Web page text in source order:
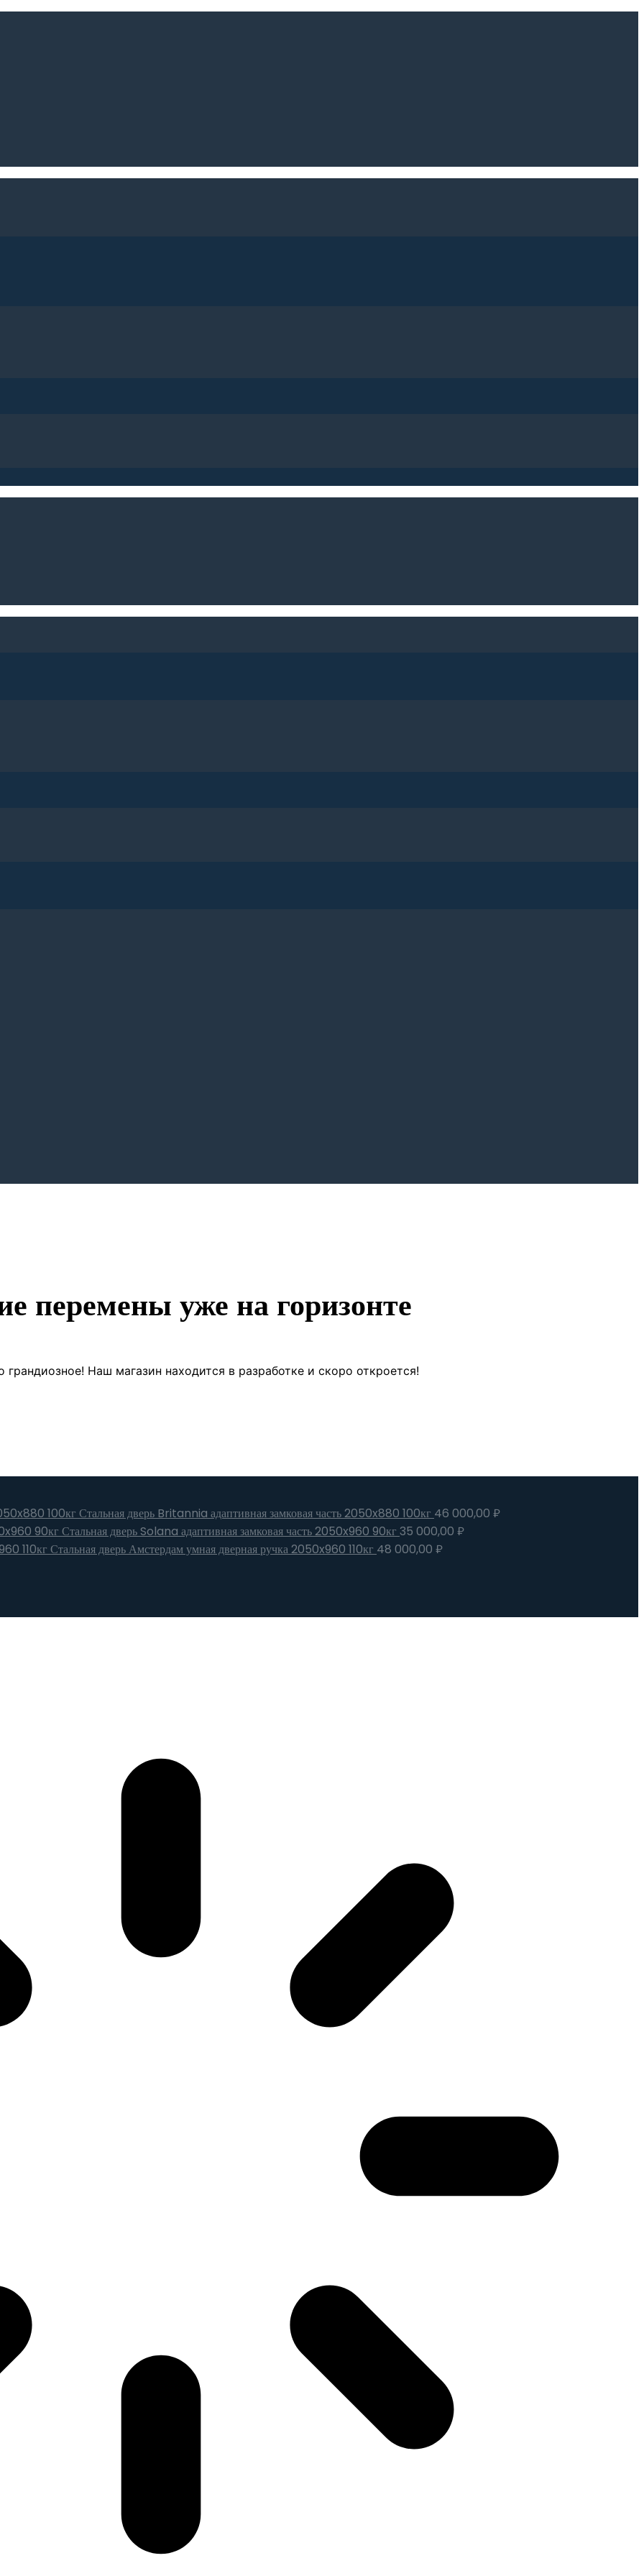
перемены уже на горизонте
грандиозное! Наш магазин находится в разработке и скоро откроется!
Стальная дверь Britannia адаптивная замковая часть 2050x880 100кг 46 000,00 ₽
Стальная дверь Solana адаптивная замковая часть 2050x960 90кг 35 000,00 ₽
Стальная дверь Амстердам умная дверная ручка 2050x960 110кг 48 000,00 ₽